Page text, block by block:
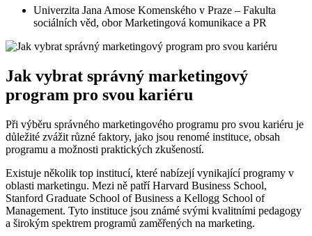
Univerzita Jana Amose Komenského v Praze – Fakulta
sociálních věd, obor Marketingová komunikace a PR
Jak vybrat správný marketingový
program pro svou kariéru
Při výběru správného marketingového programu pro svou kariéru je
důležité zvážit různé faktory, jako jsou renomé instituce, obsah
programu a možnosti praktických zkušeností.
Existuje několik top institucí, které nabízejí vynikající programy v
oblasti marketingu. Mezi ně patří Harvard Business School,
Stanford Graduate School of Business a Kellogg School of
Management. Tyto instituce jsou známé svými kvalitními pedagogy
a širokým spektrem programů zaměřených na marketing.